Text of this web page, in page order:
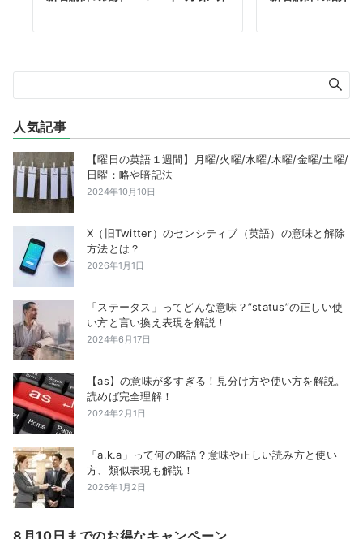
人気記事
【曜日の英語１週間】月曜/火曜/水曜/木曜/金曜/土曜/
日曜：略や暗記法
2024年10月10日
X（旧Twitter）のセンシティブ（英語）の意味と解除
方法とは？
2026年1月1日
「ステータス」ってどんな意味？”status”の正しい使
い方と言い換え表現を解説！
2024年6月17日
【as】の意味が多すぎる！見分け方や使い方を解説。
読めば完全理解！
2024年2月1日
「a.k.a」って何の略語？意味や正しい読み方と使い
方、類似表現も解説！
2026年1月2日